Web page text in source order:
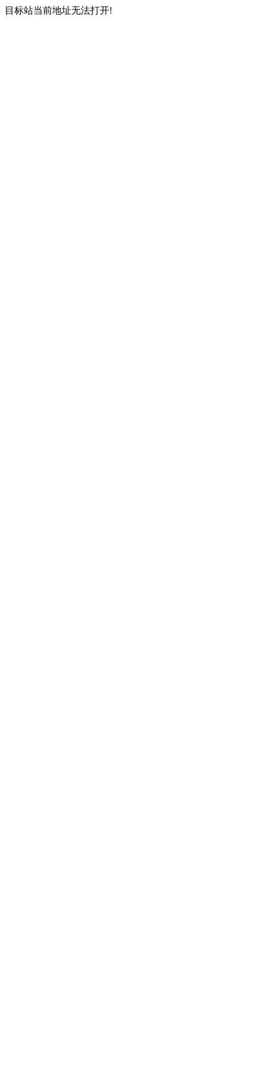
目标站当前地址无法打开!